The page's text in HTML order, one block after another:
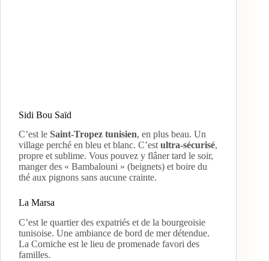
Sidi Bou Saïd
C’est le Saint-Tropez tunisien, en plus beau. Un
village perché en bleu et blanc. C’est ultra-sécurisé,
propre et sublime. Vous pouvez y flâner tard le soir,
manger des « Bambalouni » (beignets) et boire du
thé aux pignons sans aucune crainte.
La Marsa
C’est le quartier des expatriés et de la bourgeoisie
tunisoise. Une ambiance de bord de mer détendue.
La Corniche est le lieu de promenade favori des
familles.